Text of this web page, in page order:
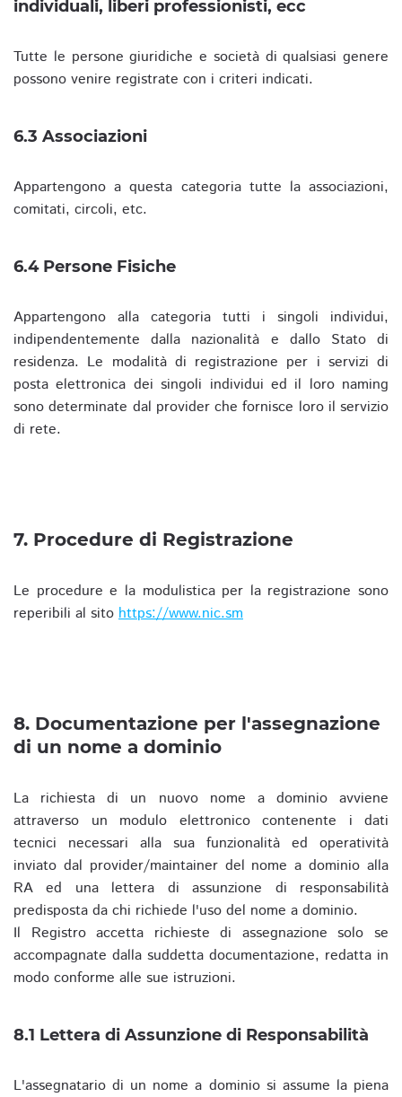
individuali, liberi professionisti, ecc
Tutte le persone giuridiche e società di qualsiasi genere
possono venire registrate con i criteri indicati.
6.3 Associazioni
Appartengono a questa categoria tutte la associazioni,
comitati, circoli, etc.
6.4 Persone Fisiche
Appartengono alla categoria tutti i singoli individui,
indipendentemente dalla nazionalità e dallo Stato di
residenza. Le modalità di registrazione per i servizi di
posta elettronica dei singoli individui ed il loro naming
sono determinate dal provider che fornisce loro il servizio
di rete.
7. Procedure di Registrazione
Le procedure e la modulistica per la registrazione sono
reperibili al sito https://www.nic.sm
8. Documentazione per l'assegnazione
di un nome a dominio
La richiesta di un nuovo nome a dominio avviene
attraverso un modulo elettronico contenente i dati
tecnici necessari alla sua funzionalità ed operatività
inviato dal provider/maintainer del nome a dominio alla
RA ed una lettera di assunzione di responsabilità
predisposta da chi richiede l'uso del nome a dominio.
Il Registro accetta richieste di assegnazione solo se
accompagnate dalla suddetta documentazione, redatta in
modo conforme alle sue istruzioni.
8.1 Lettera di Assunzione di Responsabilità
L'assegnatario di un nome a dominio si assume la piena